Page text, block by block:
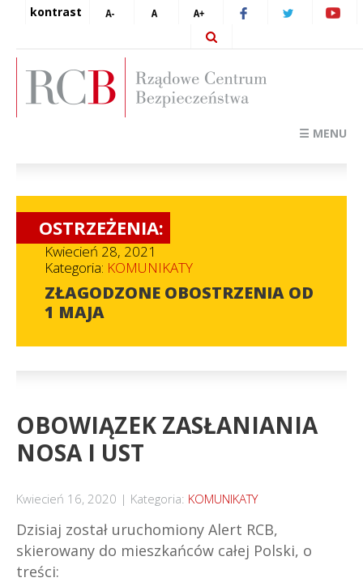
kontrast
☰ MENU
OSTRZEŻENIA:
Kwiecień 28, 2021
Kategoria: KOMUNIKATY
ZŁAGODZONE OBOSTRZENIA OD
1 MAJA
OBOWIĄZEK ZASŁANIANIA
NOSA I UST
Kwiecień 16, 2020 Kategoria: KOMUNIKATY
Dzisiaj został uruchomiony Alert RCB,
skierowany do mieszkańców całej Polski, o
treści: